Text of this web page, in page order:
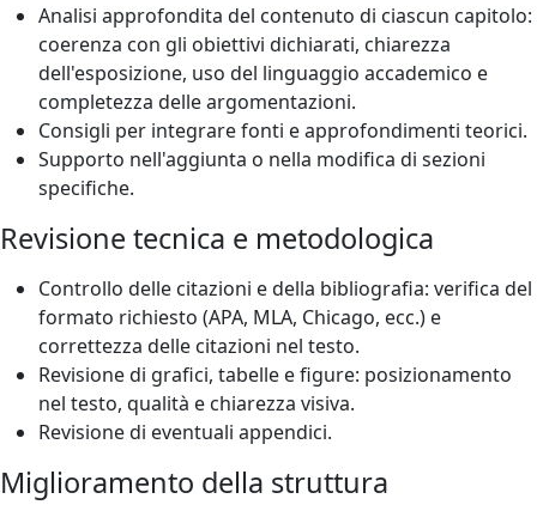
Analisi approfondita del contenuto di ciascun capitolo:
coerenza con gli obiettivi dichiarati, chiarezza
dell'esposizione, uso del linguaggio accademico e
completezza delle argomentazioni.
Consigli per integrare fonti e approfondimenti teorici.
Supporto nell'aggiunta o nella modifica di sezioni
specifiche.
Revisione tecnica e metodologica
Controllo delle citazioni e della bibliografia: verifica del
formato richiesto (APA, MLA, Chicago, ecc.) e
correttezza delle citazioni nel testo.
Revisione di grafici, tabelle e figure: posizionamento
nel testo, qualità e chiarezza visiva.
Revisione di eventuali appendici.
Miglioramento della struttura